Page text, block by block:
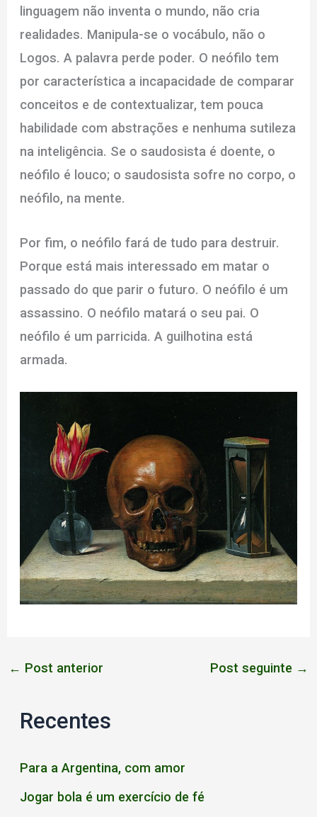
linguagem não inventa o mundo, não cria
realidades. Manipula-se o vocábulo, não o
Logos. A palavra perde poder. O neófilo tem
por característica a incapacidade de comparar
conceitos e de contextualizar, tem pouca
habilidade com abstrações e nenhuma sutileza
na inteligência. Se o saudosista é doente, o
neófilo é louco; o saudosista sofre no corpo, o
neófilo, na mente.
Por fim, o neófilo fará de tudo para destruir.
Porque está mais interessado em matar o
passado do que parir o futuro. O neófilo é um
assassino. O neófilo matará o seu pai. O
neófilo é um parricida. A guilhotina está
armada.
← Post anterior Post seguinte →
Recentes
Para a Argentina, com amor
Jogar bola é um exercício de fé